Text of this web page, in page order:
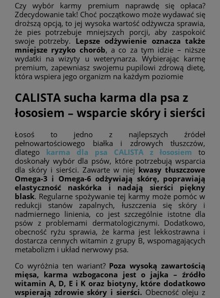
Czy wybór karmy premium naprawdę się opłaca?
Zdecydowanie tak! Choć początkowo może wydawać się
droższą opcją, to jej wysoka wartość odżywcza sprawia,
że pies potrzebuje mniejszych porcji, aby zaspokoić
swoje potrzeby. Lepsze odżywienie oznacza także
mniejsze ryzyko chorób, a co za tym idzie – niższe
wydatki na wizyty u weterynarza. Wybierając karmę
premium, zapewniasz swojemu pupilowi zdrową dietę,
która wspiera jego organizm na każdym poziomie
CALISTA sucha karma dla psa z
łososiem – wsparcie skóry i sierści
Łosoś to jedno z najlepszych źródeł
pełnowartościowego białka i zdrowych tłuszczów,
dlatego karma dla psa CALISTA z łososiem to
doskonały wybór dla psów, które potrzebują wsparcia
dla skóry i sierści. Zawarte w niej kwasy tłuszczowe
Omega-3 i Omega-6 odżywiają skórę, poprawiają
elastyczność naskórka i nadają sierści piękny
blask. Regularne spożywanie tej karmy może pomóc w
redukcji stanów zapalnych, łuszczenia się skóry i
nadmiernego linienia, co jest szczególnie istotne dla
psów z problemami dermatologicznymi. Dodatkowo,
obecność ryżu sprawia, że karma jest lekkostrawna i
dostarcza cennych witamin z grupy B, wspomagających
metabolizm i układ nerwowy psa.
Co wyróżnia ten wariant? Poza wysoką zawartością
mięsa, karma wzbogacona jest o jajka – źródło
witamin A, D, E i K oraz biotyny, które dodatkowo
wspierają zdrowie skóry i sierści.Obecność oleju z